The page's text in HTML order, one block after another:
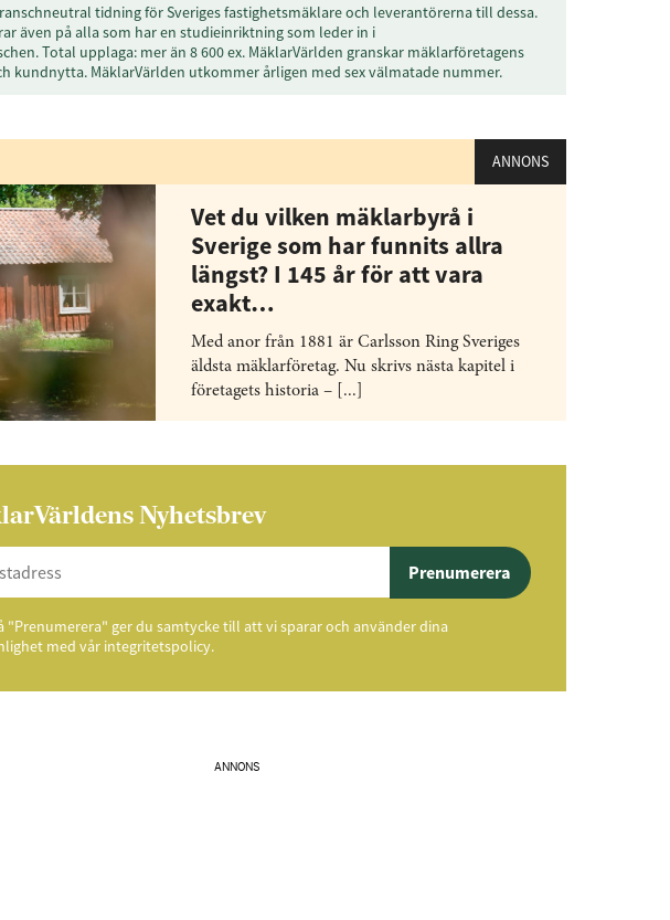
tidning för Sveriges fastighetsmäklare och leverantörerna till dessa.
även på alla som har en studieinriktning som leder in i
Total upplaga: mer än 8 600 ex. MäklarVärlden granskar mäklarföretagens
kundnytta. MäklarVärlden utkommer årligen med sex välmatade nummer.
ANNONS
Vet du vilken mäklarbyrå i
Sverige som har funnits allra
längst? I 145 år för att vara
exakt…
Med anor från 1881 är Carlsson Ring Sveriges
äldsta mäklarföretag. Nu skrivs nästa kapitel i
företagets historia – [...]
Nyhetsbrev
Prenumerera
"Prenumerera" ger du samtycke till att vi sparar och använder dina
med vår integritetspolicy.
ANNONS